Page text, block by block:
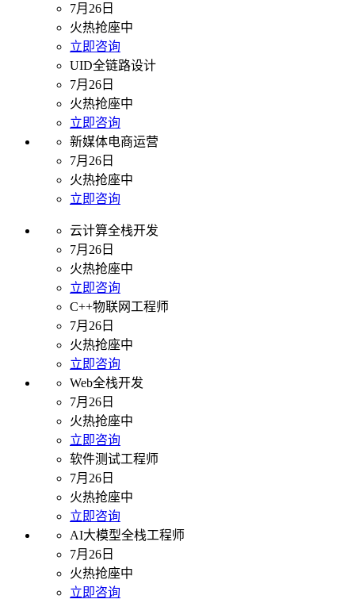
7月26日
火热抢座中
立即咨询
UID全链路设计
7月26日
火热抢座中
立即咨询
新媒体电商运营
7月26日
火热抢座中
立即咨询
云计算全栈开发
7月26日
火热抢座中
立即咨询
C++物联网工程师
7月26日
火热抢座中
立即咨询
Web全栈开发
7月26日
火热抢座中
立即咨询
软件测试工程师
7月26日
火热抢座中
立即咨询
AI大模型全栈工程师
7月26日
火热抢座中
立即咨询